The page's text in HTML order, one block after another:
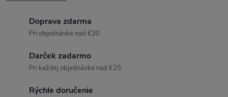
Doprava zdarma
Pri objednávke nad €30
Darček zadarmo
Pri každej objednávke nad €25
Rýchle doručenie